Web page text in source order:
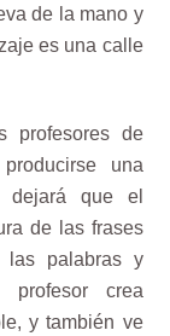
de la mano y
es una calle
profesores de
una
dejará que el
de las frases
las palabras y
crea
y también ve